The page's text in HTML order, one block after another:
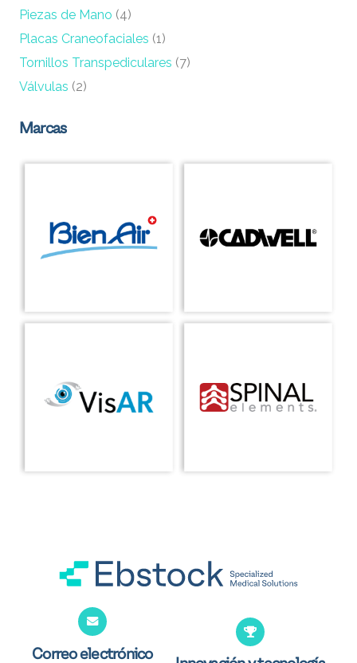
Piezas de Mano (4)
Placas Craneofaciales (1)
Tornillos Transpediculares (7)
Válvulas (2)
Marcas
Correo electrónico